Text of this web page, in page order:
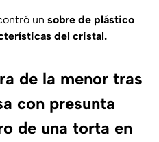
un sobre de plástico
del cristal.
de la menor tras
con presunta
de una torta en